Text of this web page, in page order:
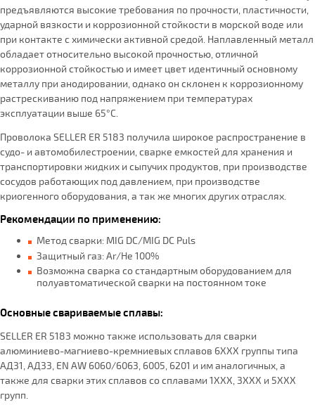
предъявляются высокие требования по прочности, пластичности,
ударной вязкости и коррозионной стойкости в морской воде или
при контакте с химически активной средой. Наплавленный металл
обладает относительно высокой прочностью, отличной
коррозионной стойкостью и имеет цвет идентичный основному
металлу при анодировании, однако он склонен к коррозионному
растрескиванию под напряжением при температурах
эксплуатации выше 65°С.
Проволока SELLER ER 5183 получила широкое распространение в
судо- и автомобилестроении, сварке емкостей для хранения и
транспортировки жидких и сыпучих продуктов, при производстве
сосудов работающих под давлением, при производстве
криогенного оборудования, а так же многих других отраслях.
Рекомендации по применению:
Метод сварки: MIG DC/MIG DC Puls
Защитный газ: Ar/He 100%
Возможна сварка со стандартным оборудованием для
полуавтоматической сварки на постоянном токе
Основные свариваемые сплавы:
SELLER ER 5183 можно также использовать для сварки
алюминиево-магниево-кремниевых сплавов 6ХХХ группы типа
АД31, АД33, EN AW 6060/6063, 6005, 6201 и им аналогичных, а
также для сварки этих сплавов со сплавами 1ХХХ, 3ХХХ и 5ХХХ
групп.